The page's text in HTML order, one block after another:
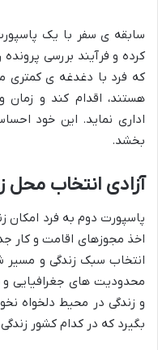
سابقه ی سفر با یک
کرده و فرآیند بررسی
که فرد با دغدغه ی کمتری
هستند، اقدام کند و زمان
اداری نماید. این خود
بخشد.
آزادی انتخاب محل
پاسپورت دوم به فرد امکان
اخذ مجوزهای اقامت و کار
انتخاب سبک زندگی و مسیر
محدودیت های جغرافیایی و
و زندگی در محیط دلخواه
بگیرد که در کدام کشور